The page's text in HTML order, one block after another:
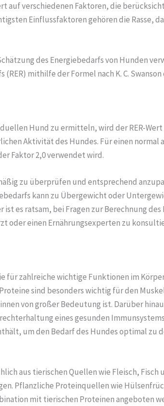
auf verschiedenen Faktoren, die
Einflussfaktoren gehören die Rasse,
des Energiebedarfs von Hunden
mithilfe der Formel nach K. C. Swanson
Hund zu ermitteln, wird der RER-
Aktivität des Hundes. Für einen normal
Faktor 2,0 verwendet wird.
zu überprüfen und entsprechend
kann zu Übergewicht oder
ist es ratsam, bei Fragen zur Berechnung
oder einen Ernährungsexperten zu
für zahlreiche wichtige Funktionen im
sind besonders wichtig für den
von großer Bedeutung ist. Darüber
eines gesunden
um den Bedarf des Hundes optimal zu
aus tierischen Quellen wie Fleisch,
Pflanzliche Proteinquellen wie
mit tierischen Proteinen angeboten